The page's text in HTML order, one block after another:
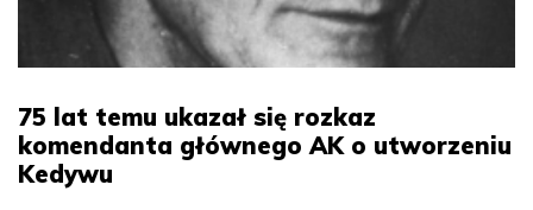
75 lat temu ukazał się rozkaz
komendanta głównego AK o utworzeniu
Kedywu